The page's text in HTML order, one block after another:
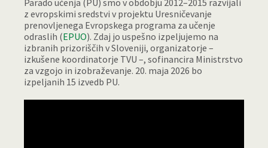
Parado učenja (PU) smo v obdobju 2012–2015 razvijali
z evropskimi sredstvi v projektu Uresničevanje
prenovljenega Evropskega programa za učenje
odraslih (EPUO). Zdaj jo uspešno izpeljujemo na
izbranih prizoriščih v Sloveniji, organizatorje –
izkušene koordinatorje TVU –, sofinancira Ministrstvo
za vzgojo in izobraževanje. 20. maja 2026 bo
izpeljanih 15 izvedb PU.